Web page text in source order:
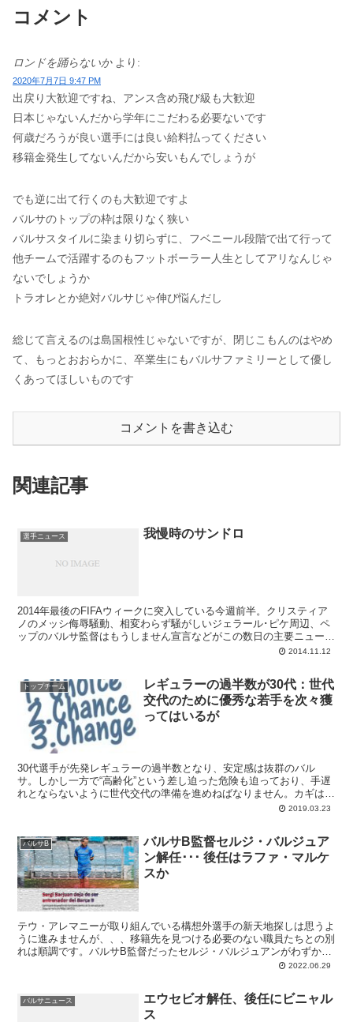
コメント
ロンドを踊らないか より:
2020年7月7日 9:47 PM
出戻り大歓迎ですね、アンス含め飛び級も大歓迎
日本じゃないんだから学年にこだわる必要ないです
何歳だろうが良い選手には良い給料払ってください
移籍金発生してないんだから安いもんでしょうが
でも逆に出て行くのも大歓迎ですよ
バルサのトップの枠は限りなく狭い
バルサスタイルに染まり切らずに、フベニール段階で出て行って
他チームで活躍するのもフットボーラー人生としてアリなんじゃ
ないでしょうか
トラオレとか絶対バルサじゃ伸び悩んだし
総じて言えるのは島国根性じゃないですが、閉じこもんのはやめ
て、もっとおおらかに、卒業生にもバルサファミリーとして優し
くあってほしいものです
コメントを書き込む
関連記事
選手ニュース 我慢時のサンドロ
2014年最後のFIFAウィークに突入している今週前半。クリスティア
ノのメッシ侮辱騒動、相変わらず騒がしいジェラール･ピケ周辺、ペ
ップのバルサ監督はもうしません宣言などがこの数日の主要ニュース
となっていますが、ここでは敢えてマイナーどころを突いてみます。
2014.11.12
トップチーム
レギュラーの過半数が30代：世代
交代のために優秀な若手を次々獲
ってはいるが
30代選手が先発レギュラーの過半数となり、安定感は抜群のバル
サ。しかし一方で“高齢化”という差し迫った危険も迫っており、手遅
れとならないように世代交代の準備を進めねばなりません。カギは自
2019.03.23
バルサB
バルサB監督セルジ・バルジュア
ン解任･･･ 後任はラファ・マルケ
スか
テウ・アレマニーが取り組んでいる構想外選手の新天地探しは思うよ
うに進みませんが、、、移籍先を見つける必要のない職員たちとの別
れは順調です。バルサB監督だったセルジ・バルジュアンがわずか1
シーズンで解任。後任にはライカー＆ペップ時代にセントラルとして
2022.06.29
バルサニュース
エウセビオ解任、後任にビニャル
ス